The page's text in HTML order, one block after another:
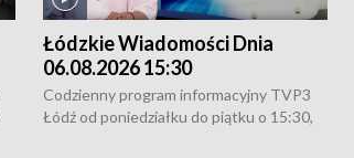
Łódzkie Wiadomości Dnia
06.08.2026 15:30
Codzienny program informacyjny TVP3
Łódź od poniedziałku do piątku o 15:30,